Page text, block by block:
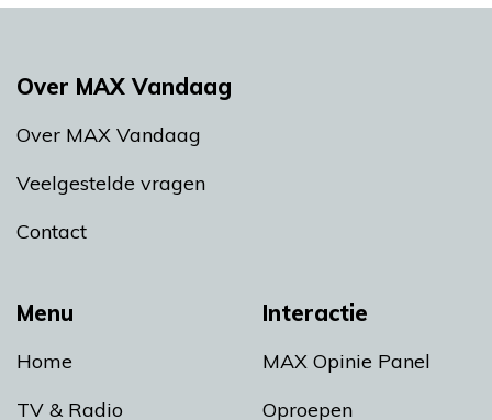
Menu
Home
TV & Radio
Interactie
MAX Opinie Panel
Oproepen
Over MAX Vandaag
Over MAX Vandaag
Veelgestelde vragen
Contact